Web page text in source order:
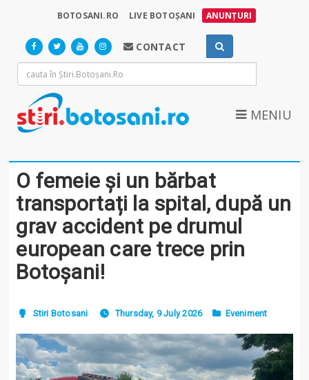
BOTOSANI.RO LIVE BOTOȘANI ANUNȚURI
CONTACT
MENIU
O femeie și un bărbat
transportați la spital, după un
grav accident pe drumul
european care trece prin
Botoșani!
Stiri Botosani Thursday, 9 July 2026 Eveniment